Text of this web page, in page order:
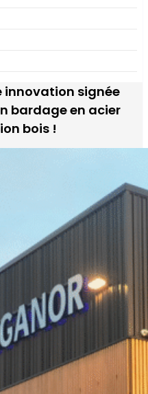
innovation signée
bardage en acier
bois !